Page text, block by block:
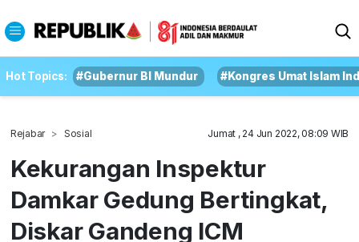
Hot Topics: #Gubernur BI Mundur #Kongres Umat Islam
Rejabar Sosial Jumat , 24 Jun 2022, 08:09 WIB
Kekurangan Inspektur
Damkar Gedung Bertingkat,
Diskar Gandeng ICM